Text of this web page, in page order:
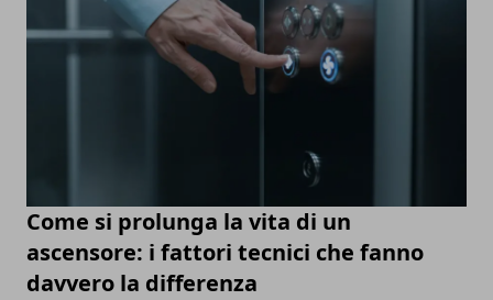
Come si prolunga la vita di un
ascensore: i fattori tecnici che fanno
davvero la differenza